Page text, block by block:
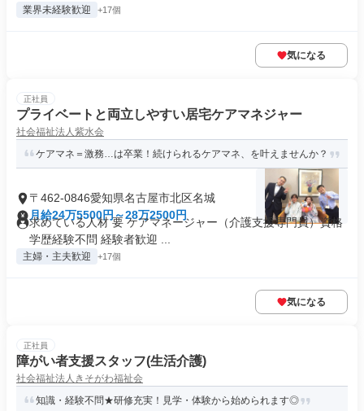
業界未経験歓迎 +17個
気になる
正社員
プライベートと両立しやすい居宅ケアマネジャー
社会福祉法人紫水会
ケアマネ＝激務…は卒業！続けられるケアマネ、を叶えませんか？
〒462-0846愛知県名古屋市北区名城
月給24万5500円～28万2500円
求めている人材 要 ケアマネージャー（介護支援専門員）資格
学歴経験不問 経験者歓迎 ...
主婦・主夫歓迎 +17個
気になる
正社員
障がい者支援スタッフ(生活介護)
社会福祉法人きそがわ福祉会
知識・経験不問★研修充実！見学・体験から始められます◎